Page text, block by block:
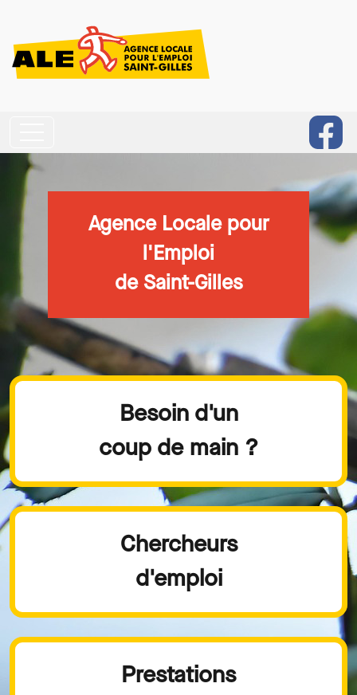
Aller au contenu principal
Agence Locale pour
l'Emploi
de Saint-Gilles
Besoin d'un
coup de main ?
Chercheurs
d'emploi
Prestations